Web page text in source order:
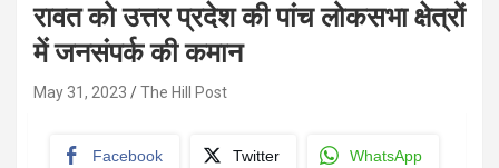
रावत को उत्तर प्रदेश की पांच लोकसभा क्षेत्रों
में जनसंपर्क की कमान
May 31, 2023 The Hill Post
Facebook Twitter WhatsApp